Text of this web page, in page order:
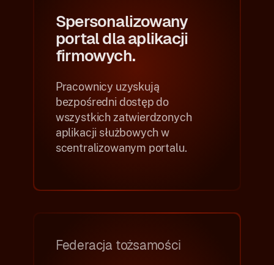
Spersonalizowany
portal dla aplikacji
firmowych.
Pracownicy uzyskują
bezpośredni dostęp do
wszystkich zatwierdzonych
aplikacji służbowych w
scentralizowanym portalu.
Federacja tożsamości